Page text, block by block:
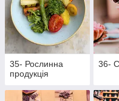
35- Рослинна
продукція
36-